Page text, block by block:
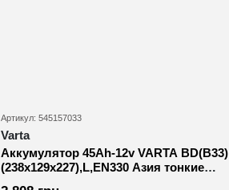
Артикул: 545157033
Varta
Аккумулятор 45Ah-12v VARTA BD(B33)
(238х129х227),L,EN330 Азия тонкие